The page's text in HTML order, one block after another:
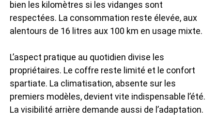
bien les kilomètres si les vidanges sont
respectées. La consommation reste élevée, aux
alentours de 16 litres aux 100 km en usage mixte.
L’aspect pratique au quotidien divise les
propriétaires. Le coffre reste limité et le confort
spartiate. La climatisation, absente sur les
premiers modèles, devient vite indispensable l’été.
La visibilité arrière demande aussi de l’adaptation.